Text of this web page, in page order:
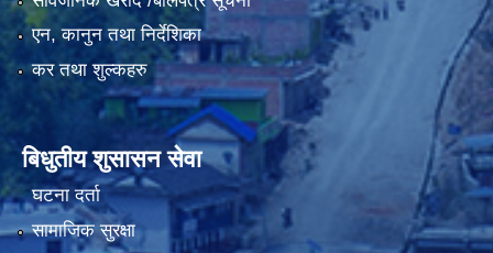
एन, कानुन तथा निर्देशिका
कर तथा शुल्कहरु
बिधुतीय शुसासन सेवा
घटना दर्ता
सामाजिक सुरक्षा